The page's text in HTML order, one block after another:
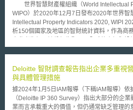
家公路交通安全管理局（National Highway
即NTHSA）另外採用之聯邦規範相衝突時，
此外，在該州法典亦明示低速自駕貨車在其境
1.低速自駕貨車原則僅能在速限低於時速為35
英里，不過該等路段之管轄單位有權針對連續
否放寬限制。 (2)低速自駕貨車並非為了轉向目的而獨立地在右側車道上行
駛。 (3)在低速自駕貨車行駛於兩線道的道路或街道上，且後方有5輛以上的
車輛時，後方車輛倘若因超車而可能駛入對
之情境下，低速自駕貨車可在有充分安全駛
世界智慧財產權組織（World Intellectual
WIPO）於2020年12月7日發布2020年世界智
Intellectual Property Indicators 2020, WIPI
析150個國家及地區的智財統計資料，作為商
5.9%和1.3%，然而受到了中國專利申請量下
申請數量成長2.3%。 該份報告除了彙整國際整體數據以外，依專利、
商標、工業設計、植物品種、地理標示等不同
前兩名；接續為日本、韓國和歐盟。這五大智
84.7%。其中韓國、歐盟和美國申請數量均
Deloitte 智財調查報告指出企業多重視
與具體管理措施
據2024年1月5日IAM報導（下稱IAM報導）
（Deloitte IP 360 Survey）指出大部分的企
業而言承載重大的價值，但仍通常缺乏管理的